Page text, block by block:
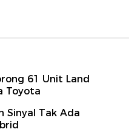
61 Unit Land
Toyota
Sinyal Tak Ada